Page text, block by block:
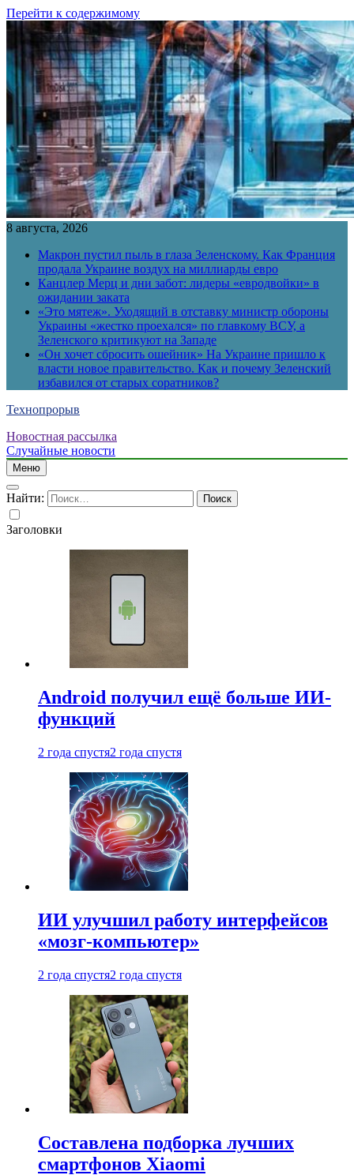
Перейти к содержимому
8 августа, 2026
Макрон пустил пыль в глаза Зеленскому. Как Франция
продала Украине воздух на миллиарды евро
Канцлер Мерц и дни забот: лидеры «евродвойки» в
ожидании заката
«Это мятеж». Уходящий в отставку министр обороны
Украины «жестко проехался» по главкому ВСУ, а
Зеленского критикуют на Западе
«Он хочет сбросить ошейник» На Украине пришло к
власти новое правительство. Как и почему Зеленский
избавился от старых соратников?
Технопрорыв
Новостная рассылка
Случайные новости
Меню
Найти:
Заголовки
Android получил ещё больше ИИ-
функций
2 года спустя2 года спустя
ИИ улучшил работу интерфейсов
«мозг-компьютер»
2 года спустя2 года спустя
Составлена подборка лучших
смартфонов Xiaomi